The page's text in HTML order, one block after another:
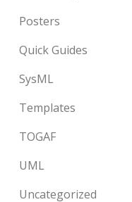
Posters
Quick Guides
SysML
Templates
TOGAF
UML
Uncategorized